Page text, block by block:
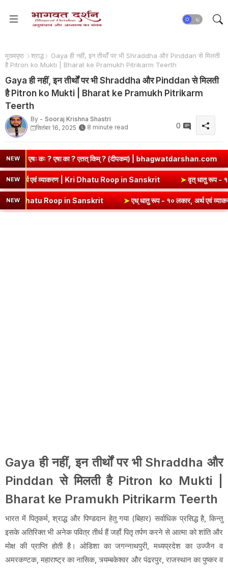
मुख्यपृष्ठ श्राद्ध
Gaya ही नहीं, इन तीर्थों पर भी Shraddha और Pinddan से मिलती
है Pitron ko Mukti | Bharat ke Pramukh Pitrikarm Teerth
Gaya ही नहीं, इन तीर्थों पर भी Shraddha और Pinddan से मिलती
है Pitron ko Mukti | Bharat ke Pramukh Pitrikarm
Teerth
By - Sooraj Krishna Shastri
सितंबर 16, 2025
8 minute read 0
NEW? (दीपकम) | bhagwatdarshan.com ➤Class 6 Sanskrit
NEW
➤कृ धातु रूप (उभयपदी) - १० लकार, अर्थ एवं व्याकरण | Kri Dhatu Roop in
NEW
Sanskrit ➤एध् धातु रूप - १० लकार, अर्थ एवं व्याकरण | Edh Dhatu
Gaya ही नहीं, इन तीर्थों पर भी Shraddha और
Pinddan से मिलती है Pitron ko Mukti |
Bharat ke Pramukh Pitrikarm Teerth
भारत में पितृकर्म, श्राद्ध और पिण्डदान हेतु गया (बिहार) सर्वाधिक प्रसिद्ध है, किन्तु
इसके अतिरिक्त भी अनेक पवित्र तीर्थ हैं जहाँ पितृ तर्पण करने से आत्मा को शांति और
मोक्ष की प्राप्ति होती है। ओडिशा का जगन्नाथपुरी, मध्यप्रदेश का उज्जैन व
अमरकण्टक, महाराष्ट्र का नासिक, त्र्यम्बकेश्वर और पंढरपुर, राजस्थान का पुष्कर व